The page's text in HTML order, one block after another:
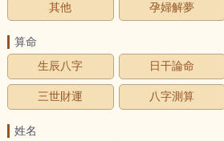
其他 孕婦解夢
算命
生辰八字
日干論命
三世財運 八字測算
姓名